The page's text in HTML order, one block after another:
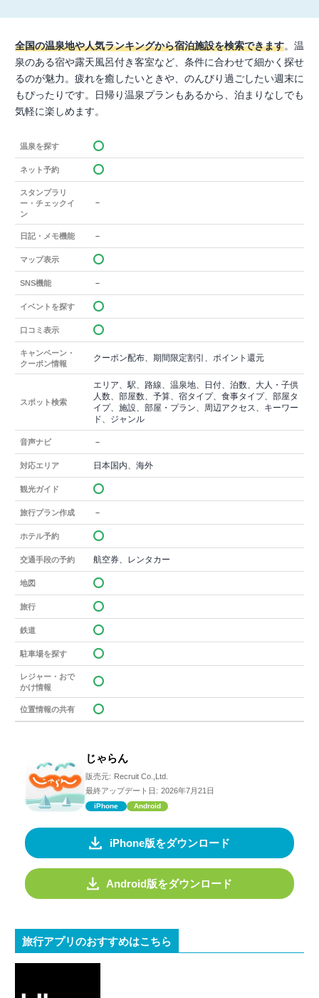
全国の温泉地や人気ランキングから宿泊施設を検索できます。温
泉のある宿や露天風呂付き客室など、条件に合わせて細かく探せ
るのが魅力。疲れを癒したいときや、のんびり過ごしたい週末に
もぴったりです。日帰り温泉プランもあるから、泊まりなしでも
気軽に楽しめます。
温泉を探す
ネット予約
スタンプラリ
ー・チェックイ
ン
－
日記・メモ機能 －
マップ表示
SNS機能 －
イベントを探す
口コミ表示
キャンペーン・
クーポン情報
クーポン配布、期間限定割引、ポイント還元
スポット検索
エリア、駅、路線、温泉地、日付、泊数、大人・子供
人数、部屋数、予算、宿タイプ、食事タイプ、部屋タ
イプ、施設、部屋・プラン、周辺アクセス、キーワー
ド、ジャンル
音声ナビ －
対応エリア 日本国内、海外
観光ガイド
旅行プラン作成 －
ホテル予約
交通手段の予約 航空券、レンタカー
地図
旅行
鉄道
駐車場を探す
レジャー・おで
かけ情報
位置情報の共有
じゃらん
販売元: Recruit Co.,Ltd.
最終アップデート日: 2026年7月21日
iPhone Android
iPhone版をダウンロード
Android版をダウンロード
旅行アプリのおすすめはこちら